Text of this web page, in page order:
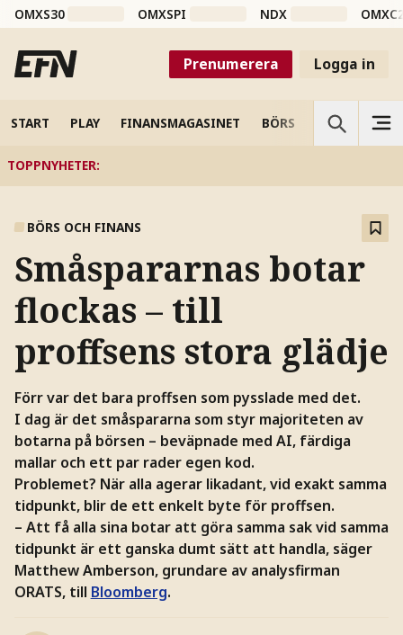
OMXS30 OMXSPI NDX
Prenumerera Logga in
START PLAY FINANSMAGASINET BÖRS VETENSKAP
TOPPNYHETER:
BÖRS OCH FINANS
Småspararnas botar
flockas – till
proffsens stora glädje
Förr var det bara proffsen som pysslade med det.
I dag är det småspararna som styr majoriteten av
botarna på börsen – beväpnade med AI, färdiga
mallar och ett par rader egen kod.
Problemet? När alla agerar likadant, vid exakt samma
tidpunkt, blir de ett enkelt byte för proffsen.
– Att få alla sina botar att göra samma sak vid samma
tidpunkt är ett ganska dumt sätt att handla, säger
Matthew Amberson, grundare av analysfirman
ORATS, till Bloomberg.